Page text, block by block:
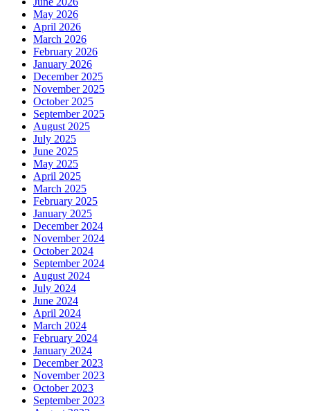
May 2026
April 2026
March 2026
February 2026
January 2026
December 2025
November 2025
October 2025
September 2025
August 2025
July 2025
June 2025
May 2025
April 2025
March 2025
February 2025
January 2025
December 2024
November 2024
October 2024
September 2024
August 2024
July 2024
June 2024
April 2024
March 2024
February 2024
January 2024
December 2023
November 2023
October 2023
September 2023